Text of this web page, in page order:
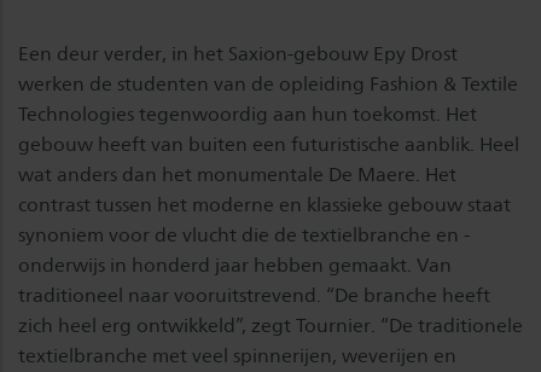
Een deur verder, in het Saxion-gebouw Epy Drost
werken de studenten van de opleiding Fashion & Textile
Technologies tegenwoordig aan hun toekomst. Het
gebouw heeft van buiten een futuristische aanblik. Heel
wat anders dan het monumentale De Maere. Het
contrast tussen het moderne en klassieke gebouw staat
synoniem voor de vlucht die de textielbranche en -
onderwijs in honderd jaar hebben gemaakt. Van
traditioneel naar vooruitstrevend. “De branche heeft
zich heel erg ontwikkeld”, zegt Tournier. “De traditionele
textielbranche met veel spinnerijen, weverijen en